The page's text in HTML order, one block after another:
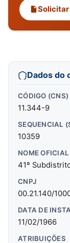
Dados do
CÓDIGO (CNS)
11.344-9
SEQUENCIAL
10359
NOME OFICIAL
41º
CNPJ
00.21.140/
DATA DE
11/02/1966
ATRIBUIÇÕES